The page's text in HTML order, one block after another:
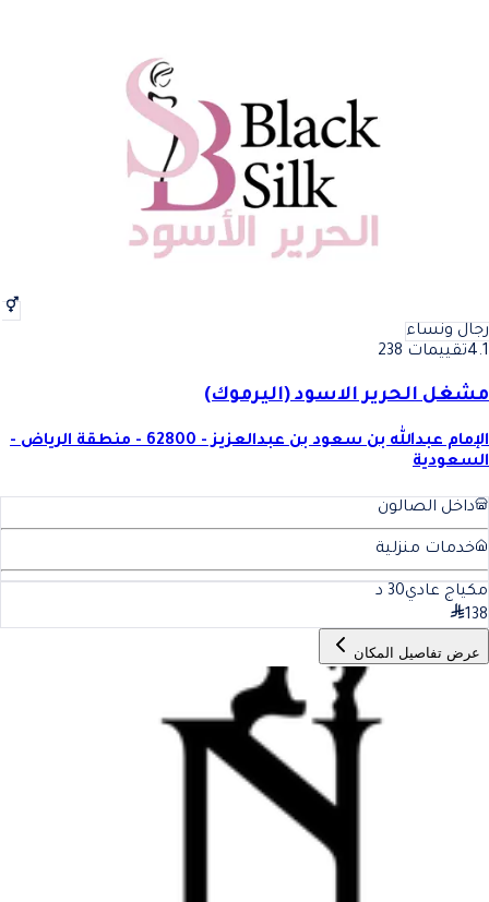
رجال ونساء
4.1تقييمات 238
مشغل الحرير الاسود (اليرموك)
الإمام عبدالله بن سعود بن عبدالعزيز - 62800 - منطقة الرياض -
السعودية
داخل الصالون
خدمات منزلية
مكياج عادي30 د
138
عرض تفاصيل المكان